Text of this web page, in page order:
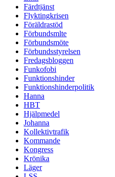
Färdtjänst
Flyktingkrisen
Föräldrastöd
Förbundsmlte
Förbundsmöte
Förbundsstyrelsen
Fredagsbloggen
Funkofobi
Funktionshinder
Funktionshinderpolitik
Hanna
HBT
Hjälpmedel
Johanna
Kollektivtrafik
Kommande
Kongress
Krönika
Läger